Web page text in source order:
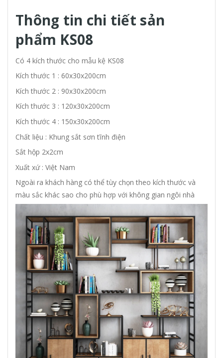
Thông tin chi tiết sản
phẩm KS08
Có 4 kích thước cho mẫu kệ KS08
Kích thước 1 : 60x30x200cm
Kích thước 2 : 90x30x200cm
Kích thước 3 : 120x30x200cm
Kích thước 4 : 150x30x200cm
Chất liệu : Khung sắt sơn tĩnh điện
Sắt hộp 2x2cm
Xuất xứ : Việt Nam
Ngoài ra khách hàng có thể tùy chọn theo kích thước và
màu sắc khác sao cho phù hợp với không gian ngôi nhà